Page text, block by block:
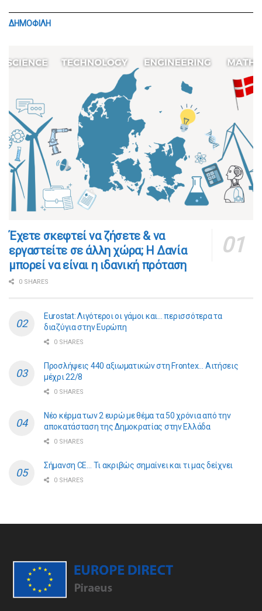
ΔΗΜΟΦΙΛΗ
​​Έχετε σκεφτεί να ζήσετε & να
εργαστείτε σε άλλη χώρα; Η Δανία
μπορεί να είναι η ιδανική πρόταση
0 SHARES
Eurostat: Λιγότεροι οι γάμοι και… περισσότερα τα
διαζύγια στην Ευρώπη
0 SHARES
Προσλήψεις 440 αξιωματικών στη Frontex… Αιτήσεις
μέχρι 22/8
0 SHARES
Νέο κέρμα των 2 ευρώ με θέμα τα 50 χρόνια από την
αποκατάσταση της Δημοκρατίας στην Ελλάδα
0 SHARES
Σήμανση CE… Τι ακριβώς σημαίνει και τι μας δείχνει
0 SHARES